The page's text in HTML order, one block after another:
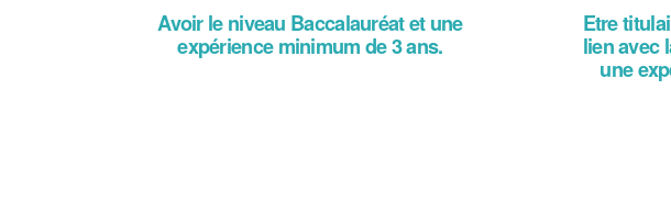
Avoir le niveau Baccalauréat et une
expérience minimum de 3 ans.
Etre
lien avec
une